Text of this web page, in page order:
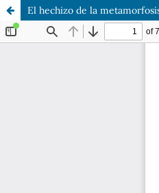
El hechizo de la